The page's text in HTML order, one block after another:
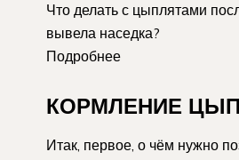
Что делать с цыплятами
вывела наседка?
Подробнее
КОРМЛЕНИЕ
Итак, первое, о чём нужно